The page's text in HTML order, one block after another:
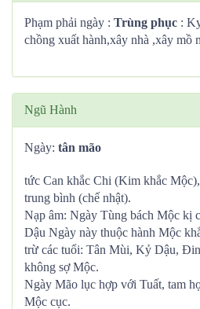
Phạm phải ngày : Trùng phục :
chồng xuất hành,xây nhà ,xây mồ
Ngũ Hành
Ngày: tân mão
tức Can khắc Chi (Kim khắc
trung bình (chế nhật).
Nạp âm: Ngày Tùng bách Mộc kị
Dậu Ngày này thuộc hành Mộc
trừ các tuổi: Tân Mùi, Kỷ Dậu,
không sợ Mộc.
Ngày Mão lục hợp với Tuất, tam
Mộc cục.